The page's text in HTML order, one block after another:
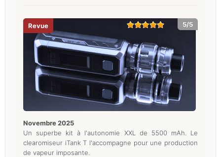
5/5
novembre 2025
Un superbe kit à l'autonomie XXL de 5500 mAh. Le
clearomiseur iTank T l'accompagne pour une production
de vapeur imposante.